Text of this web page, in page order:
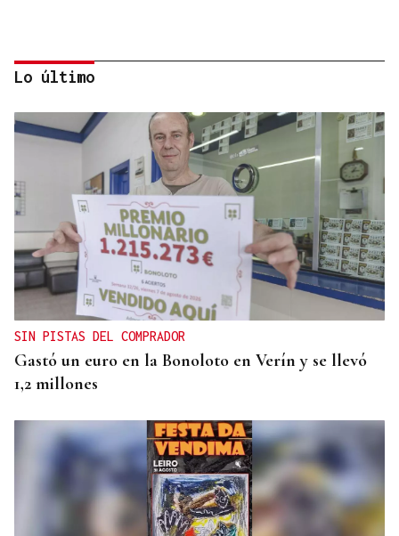
OBITUARIO
Muere Luis Díaz Núñez, socialista y dirigente
histórico de UGT en Ourense
Lo último
SIN PISTAS DEL COMPRADOR
Gastó un euro en la Bonoloto en Verín y se llevó
1,2 millones